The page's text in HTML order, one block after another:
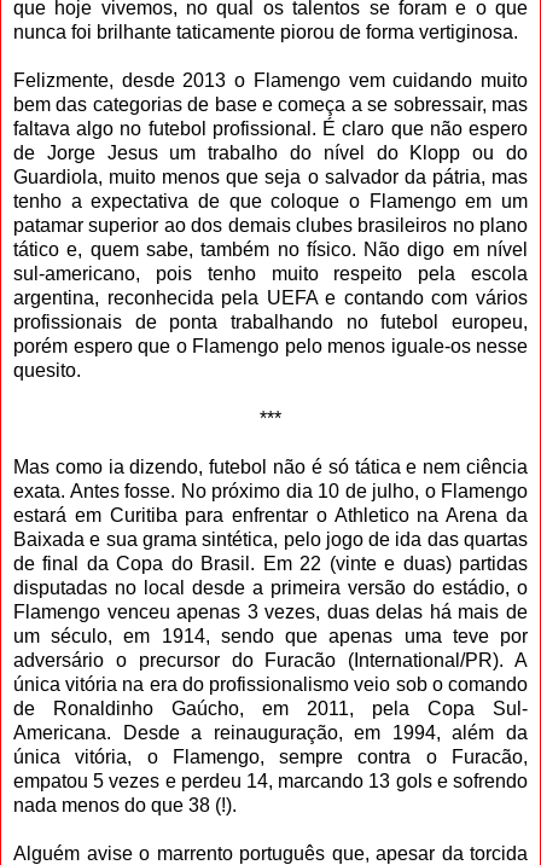
que hoje vivemos, no qual os talentos se foram e o que
nunca foi brilhante taticamente piorou de forma vertiginosa.
Felizmente, desde 2013 o Flamengo vem cuidando muito
bem das categorias de base e começa a se sobressair, mas
faltava algo no futebol profissional. É claro que não espero
de Jorge Jesus um trabalho do nível do Klopp ou do
Guardiola, muito menos que seja o salvador da pátria, mas
tenho a expectativa de que coloque o Flamengo em um
patamar superior ao dos demais clubes brasileiros no plano
tático e, quem sabe, também no físico. Não digo em nível
sul-americano, pois tenho muito respeito pela escola
argentina, reconhecida pela UEFA e contando com vários
profissionais de ponta trabalhando no futebol europeu,
porém espero que o Flamengo pelo menos iguale-os nesse
quesito.
***
Mas como ia dizendo, futebol não é só tática e nem ciência
exata. Antes fosse. No próximo dia 10 de julho, o Flamengo
estará em Curitiba para enfrentar o Athletico na Arena da
Baixada e sua grama sintética, pelo jogo de ida das quartas
de final da Copa do Brasil. Em 22 (vinte e duas) partidas
disputadas no local desde a primeira versão do estádio, o
Flamengo venceu apenas 3 vezes, duas delas há mais de
um século, em 1914, sendo que apenas uma teve por
adversário o precursor do Furacão (International/PR). A
única vitória na era do profissionalismo veio sob o comando
de Ronaldinho Gaúcho, em 2011, pela Copa Sul-
Americana. Desde a reinauguração, em 1994, além da
única vitória, o Flamengo, sempre contra o Furacão,
empatou 5 vezes e perdeu 14, marcando 13 gols e sofrendo
nada menos do que 38 (!).
Alguém avise o marrento português que, apesar da torcida